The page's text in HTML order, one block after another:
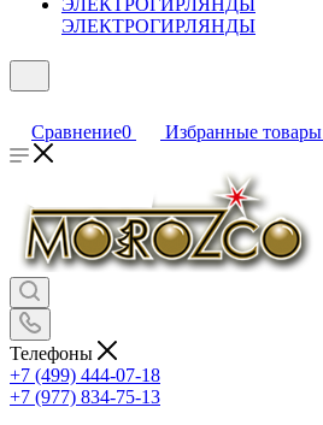
ЭЛЕКТРОГИРЛЯНДЫ
Сравнение0 Избранные товары
Телефоны
+7 (499) 444-07-18
+7 (977) 834-75-13